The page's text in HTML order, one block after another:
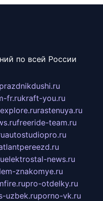
по всей России
prazdnikdushi.ru
fr.rukraft-you.ru
rastenuya.ru
freeride-team.ru
autostudiopro.ru
elektrostal-news.ru
znakomye.ru
pro-otdelky.ru
uzbek.ruporno-vk.ru